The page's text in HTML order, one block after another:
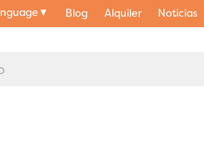
▼ Blog Alquiler Noticias